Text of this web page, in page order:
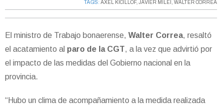
TAGS: AXEL KICILLOF, JAVIER MILEI , WALTER CORREA
El ministro de Trabajo bonaerense, Walter Correa, resaltó
el acatamiento al paro de la CGT, a la vez que advirtió por
el impacto de las medidas del Gobierno nacional en la
provincia.
“Hubo un clima de acompañamiento a la medida realizada